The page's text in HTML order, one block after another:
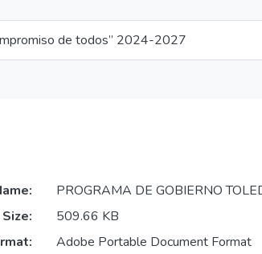
de todos” 2024-2027
PROGRAMA DE GOBIERNO
Size:
509.66 KB
Adobe Portable Document Format